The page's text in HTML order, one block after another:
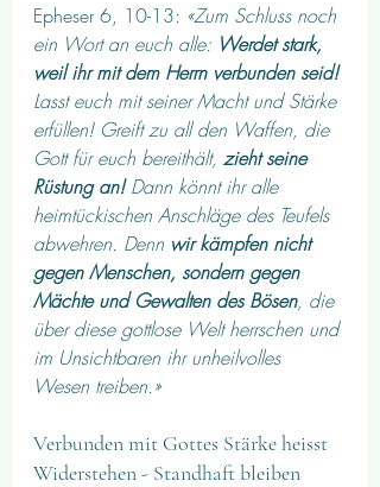
Epheser 6, 10-13: «Zum Schluss noch
ein Wort an euch alle: Werdet stark,
weil ihr mit dem Herrn verbunden seid!
Lasst euch mit seiner Macht und Stärke
erfüllen! Greift zu all den Waffen, die
Gott für euch bereithält, zieht seine
Rüstung an! Dann könnt ihr alle
heimtückischen Anschläge des Teufels
abwehren. Denn wir kämpfen nicht
gegen Menschen, sondern gegen
Mächte und Gewalten des Bösen, die
über diese gottlose Welt herrschen und
im Unsichtbaren ihr unheilvolles
Wesen treiben.»
Verbunden mit Gottes Stärke heisst
Widerstehen - Standhaft bleiben